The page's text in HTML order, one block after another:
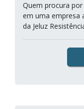
Quem procura
em uma empresa
da Jeluz